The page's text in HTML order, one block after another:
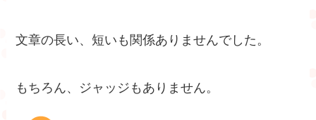
文章の長い、短いも関係ありませんでした。
もちろん、ジャッジもありません。